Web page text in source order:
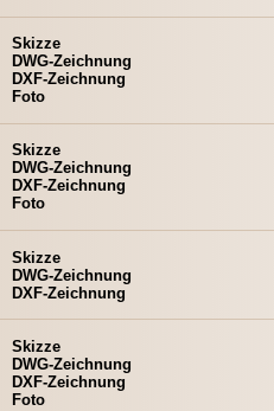
Skizze
DWG-Zeichnung
DXF-Zeichnung
Foto
Skizze
DWG-Zeichnung
DXF-Zeichnung
Foto
Skizze
DWG-Zeichnung
DXF-Zeichnung
Skizze
DWG-Zeichnung
DXF-Zeichnung
Foto